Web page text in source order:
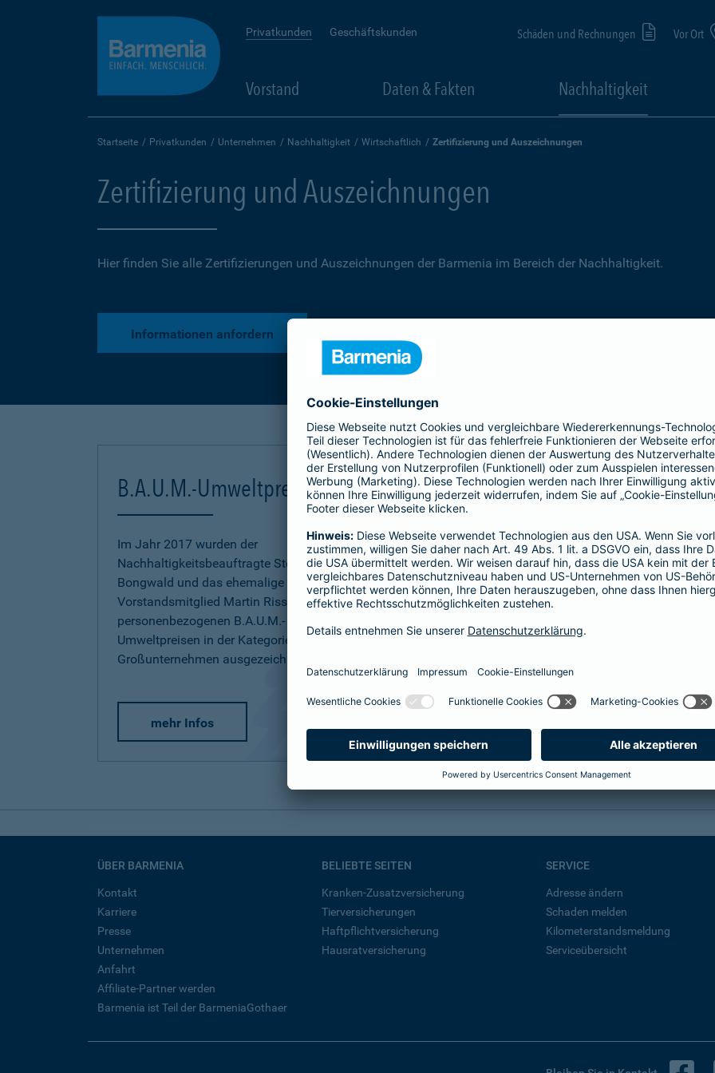
Privatkunden Geschäftskunden Schäden und Rechnungen Vor Ort
Vorstand Daten & Fakten Nachhaltigkeit
Startseite Privatkunden Unternehmen Nachhaltigkeit Wirtschaftlich Zertifizierung und Auszeichnungen
Zertifizierung und Auszeichnungen
Hier finden Sie alle Zertifizierungen und Auszeichnungen der Barmenia im Bereich der Nachhaltigkeit.
Informationen anfordern
B.A.U.M.-Umweltpreis
Im Jahr 2017 wurden der
Nachhaltigkeitsbeauftragte Stephan
Bongwald und das ehemalige
Vorstandsmitglied Martin Risse mit den
personenbezogenen B.A.U.M.-
Umweltpreisen in der Kategorie
Großunternehmen ausgezeichnet.
mehr Infos
Ökoprofit-Auszeichnung
Die Barmenia wurde mehrfach mit dem
Zertifikat Ökoprofit ausgezeichnet. Der
Zertifizierungsprozess qualifiziert
Unternehmen für einen bewussten
zu senken.
ÜBER BARMENIA
Kontakt
Karriere
Presse
Unternehmen
Anfahrt
Affiliate-Partner werden
Barmenia ist Teil der BarmeniaGothaer
BELIEBTE SEITEN
Kranken-Zusatzversicherung
Tierversicherungen
Haftpflichtversicherung
Hausratversicherung
SERVICE
Adresse ändern
Schaden melden
Kilometerstandsmeldung
Serviceübersicht